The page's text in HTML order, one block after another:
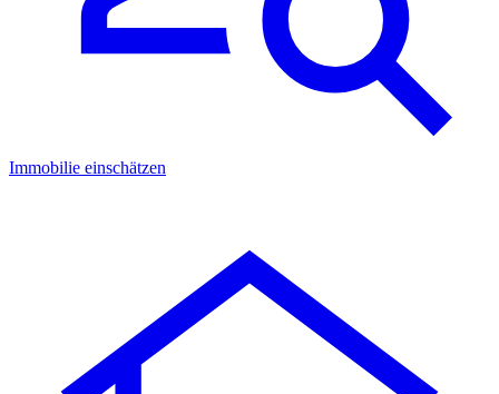
Immobilie einschätzen